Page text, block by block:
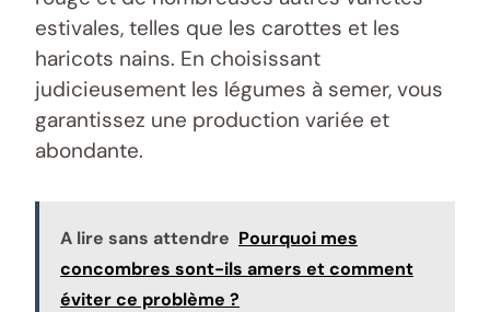
estivales, telles que les carottes et les
haricots nains. En choisissant
judicieusement les légumes à semer, vous
garantissez une production variée et
abondante.
A lire sans attendre Pourquoi mes
concombres sont-ils amers et comment
éviter ce problème ?